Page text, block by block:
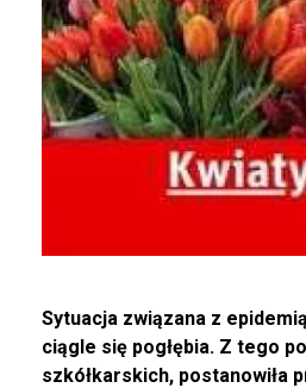
Sytuacja związana z
ciągle się pogłębia. Z tego
szkółkarskich, postanowiła